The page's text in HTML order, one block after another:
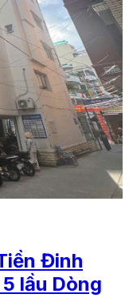
Đinh
lầu Dòng